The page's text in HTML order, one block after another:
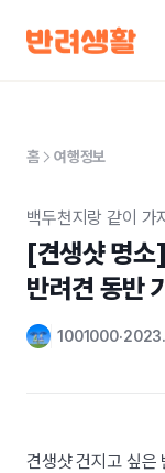
홈 여행정보
백두천지랑 같이 가
[견생샷 명소]
반려견 동반
1001000
견생샷 건지고 싶은